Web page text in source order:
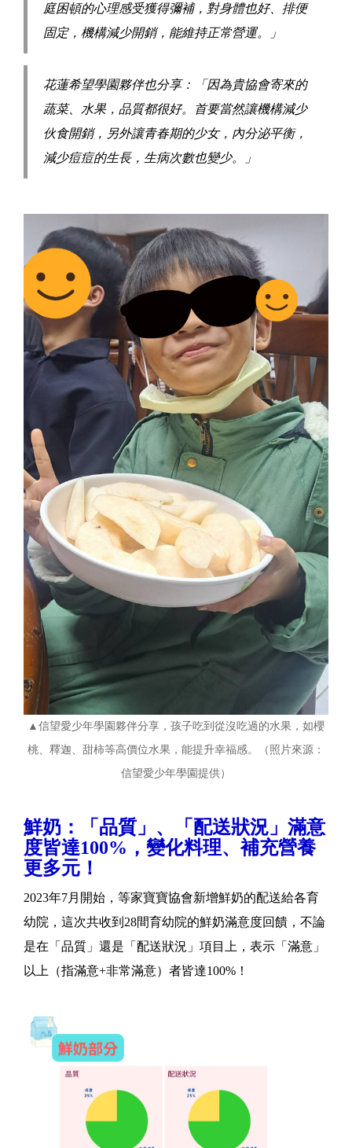
庭困頓的心理感受獲得彌補，對身體也好、排便
固定，機構減少開銷，能維持正常營運。」
花蓮希望學園夥伴也分享：「因為貴協會寄來的
蔬菜、水果，品質都很好。首要當然讓機構減少
伙食開銷，另外讓青春期的少女，內分泌平衡，
減少痘痘的生長，生病次數也變少。」
▲信望愛少年學園夥伴分享，孩子吃到從沒吃過的水果，如櫻
桃、釋迦、甜柿等高價位水果，能提升幸福感。（照片來源：
信望愛少年學園提供）
鮮奶：「品質」、「配送狀況」滿意
度皆達100%，變化料理、補充營養
更多元！
2023年7月開始，等家寶寶協會新增鮮奶的配送給各育
幼院，這次共收到28間育幼院的鮮奶滿意度回饋，不論
是在「品質」還是「配送狀況」項目上，表示「滿意」
以上（指滿意+非常滿意）者皆達100%！